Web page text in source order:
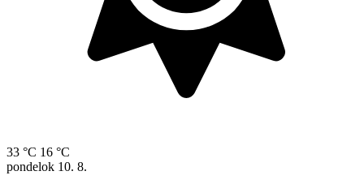
33 °C 16 °C
pondelok 10. 8.